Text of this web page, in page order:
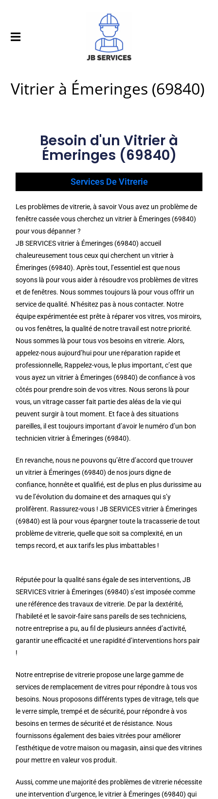
Vitrier à Émeringes (69840)
Besoin d'un Vitrier à
Émeringes (69840)
Services De Vitrerie
Les problèmes de vitrerie, à savoir Vous avez un problème de
fenêtre cassée vous cherchez un vitrier à Émeringes (69840)
pour vous dépanner ?
JB SERVICES vitrier à Émeringes (69840) accueil
chaleureusement tous ceux qui cherchent un vitrier à
Émeringes (69840). Après tout, l’essentiel est que nous
soyons là pour vous aider à résoudre vos problèmes de vitres
et de fenêtres. Nous sommes toujours là pour vous offrir un
service de qualité. N’hésitez pas à nous contacter. Notre
équipe expérimentée est prête à réparer vos vitres, vos miroirs,
ou vos fenêtres, la qualité de notre travail est notre priorité.
Nous sommes là pour tous vos besoins en vitrerie. Alors,
appelez-nous aujourd’hui pour une réparation rapide et
professionnelle, Rappelez-vous, le plus important, c’est que
vous ayez un vitrier à Émeringes (69840) de confiance à vos
côtés pour prendre soin de vos vitres. Nous serons là pour
vous, un vitrage casser fait partie des aléas de la vie qui
peuvent surgir à tout moment. Et face à des situations
pareilles, il est toujours important d’avoir le numéro d’un bon
technicien vitrier à Émeringes (69840).
En revanche, nous ne pouvons qu’être d’accord que trouver
un vitrier à Émeringes (69840) de nos jours digne de
confiance, honnête et qualifié, est de plus en plus durissime au
vu de l’évolution du domaine et des arnaques qui s’y
prolifèrent. Rassurez-vous ! JB SERVICES vitrier à Émeringes
(69840) est là pour vous épargner toute la tracasserie de tout
problème de vitrerie, quelle que soit sa complexité, en un
temps record, et aux tarifs les plus imbattables !
Réputée pour la qualité sans égale de ses interventions, JB
SERVICES vitrier à Émeringes (69840) s’est imposée comme
une référence des travaux de vitrerie. De par la dextérité,
l’habileté et le savoir-faire sans pareils de ses techniciens,
notre entreprise a pu, au fil de plusieurs années d’activité,
garantir une efficacité et une rapidité d’interventions hors pair
!
Notre entreprise de vitrerie propose une large gamme de
services de remplacement de vitres pour répondre à tous vos
besoins. Nous proposons différents types de vitrage, tels que
le verre simple, trempé et de sécurité, pour répondre à vos
besoins en termes de sécurité et de résistance. Nous
fournissons également des baies vitrées pour améliorer
l’esthétique de votre maison ou magasin, ainsi que des vitrines
pour mettre en valeur vos produit.
Aussi, comme une majorité des problèmes de vitrerie nécessite
une intervention d’urgence, le vitrier à Émeringes (69840) qui